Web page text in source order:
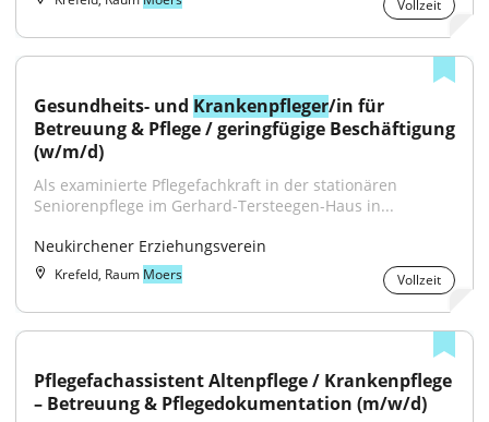
Vollzeit
Gesundheits- und Krankenpfleger/in für
Betreuung & Pflege / geringfügige Beschäftigung
(w/m/d)
Als examinierte Pflegefachkraft in der stationären
Seniorenpflege im Gerhard-Tersteegen-Haus in...
Neukirchener Erziehungsverein
Krefeld, Raum Moers Vollzeit
Pflegefachassistent Altenpflege / Krankenpflege
– Betreuung & Pflegedokumentation (m/w/d)